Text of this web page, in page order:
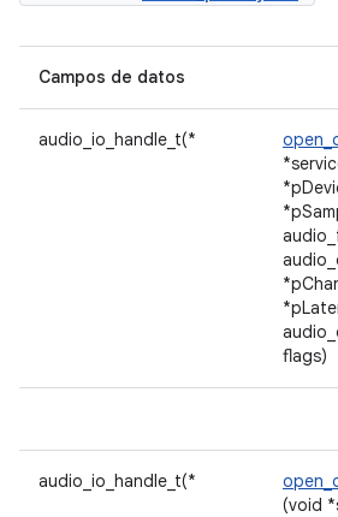
Campos de datos
audio_io_handle_t(*
flags)
audio_io_handle_t(*
(void